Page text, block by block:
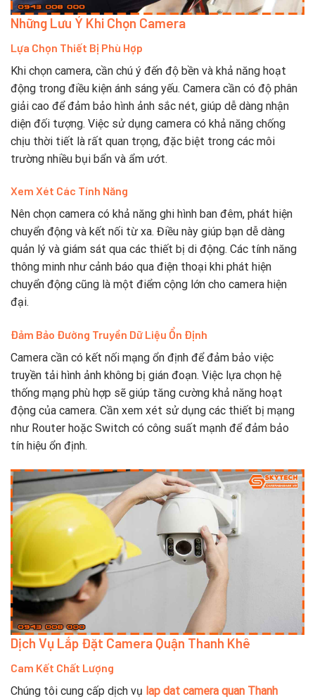
Những Lưu Ý Khi Chọn Camera
Lựa Chọn Thiết Bị Phù Hợp
Khi chọn camera, cần chú ý đến độ bền và khả năng hoạt
động trong điều kiện ánh sáng yếu. Camera cần có độ phân
giải cao để đảm bảo hình ảnh sắc nét, giúp dễ dàng nhận
diện đối tượng. Việc sử dụng camera có khả năng chống
chịu thời tiết là rất quan trọng, đặc biệt trong các môi
trường nhiều bụi bẩn và ẩm ướt.
Xem Xét Các Tính Năng
Nên chọn camera có khả năng ghi hình ban đêm, phát hiện
chuyển động và kết nối từ xa. Điều này giúp bạn dễ dàng
quản lý và giám sát qua các thiết bị di động. Các tính năng
thông minh như cảnh báo qua điện thoại khi phát hiện
chuyển động cũng là một điểm cộng lớn cho camera hiện
đại.
Đảm Bảo Đường Truyền Dữ Liệu Ổn Định
Camera cần có kết nối mạng ổn định để đảm bảo việc
truyền tải hình ảnh không bị gián đoạn. Việc lựa chọn hệ
thống mạng phù hợp sẽ giúp tăng cường khả năng hoạt
động của camera. Cần xem xét sử dụng các thiết bị mạng
như Router hoặc Switch có công suất mạnh để đảm bảo
tín hiệu ổn định.
Dịch Vụ Lắp Đặt Camera Quận Thanh Khê
Cam Kết Chất Lượng
Chúng tôi cung cấp dịch vụ lap dat camera quan Thanh